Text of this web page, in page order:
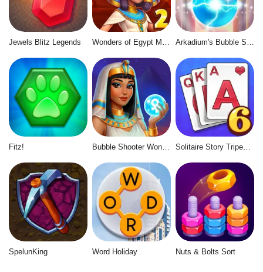
Jewels Blitz Legends
Fitz! Bubble Shooter Wonders of Egypt Solitaire Story Tripeaks 6
SpelunKing Word Holiday Nuts & Bolts Sort